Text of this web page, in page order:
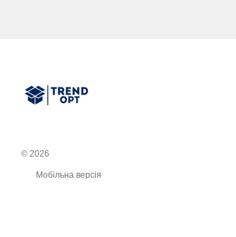
© 2026
Мобільна версія